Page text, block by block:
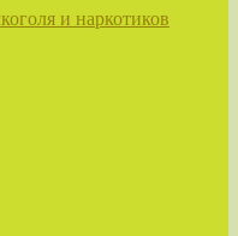
и наркотиков